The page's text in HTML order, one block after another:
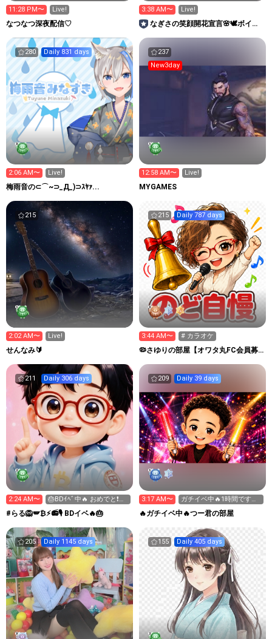
11:28 PM〜 Live!
なつなつ深夜配信♡
3:38 AM〜 Live!
なぎさの笑顔開花宣言🌸‎🕊ボイス
280 Daily 831 days
2:06 AM〜 Live!
梅雨音の⊂⌒~⊃_Д_)⊃ｽﾔｧ...
237
New3day
12:58 AM〜 Live!
MYGAMES
215
2:02 AM〜 Live!
せんなみ🔰
215 Daily 787 days
3:44 AM〜 # カラオケ
🦠さゆりの部屋【オワタ丸FC会員募
211 Daily 306 days
2:24 AM〜
🎂BDｲﾍﾞ中🔥 おめでと❗️ア
イテム集め 応援を
#らる🦁🪽₿⚡️📻🎙️ BDイベ🔥🎂
209 Daily 39 days
3:17 AM〜
ガチイベ中🔥1時間ですが
応援お願いします!
🔥ガチイベ中🔥つー君の部屋
205 Daily 1145 days 155 Daily 405 days